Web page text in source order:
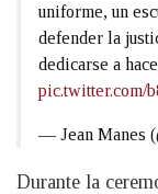
uniforme, un
defender la
dedicarse a
pic.twitter.com/
— Jean Manes
Durante la